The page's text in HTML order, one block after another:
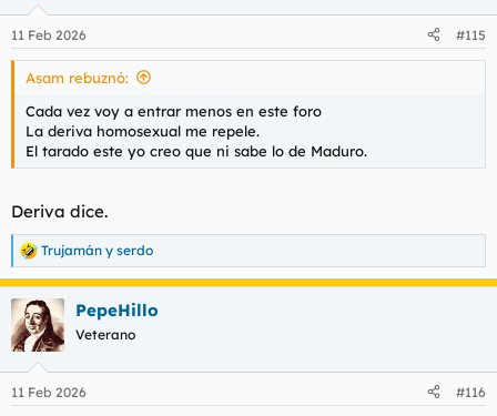
e
s
11 Feb 2026 #115
Asam rebuznó:
Cada vez voy a entrar menos en este foro
La deriva homosexual me repele.
El tarado este yo creo que ni sabe lo de Maduro.
Deriva dice.
R
e
a
c
c
i
e
Trujamán y serdo
PepeHillo
Veterano
11 Feb 2026 #116